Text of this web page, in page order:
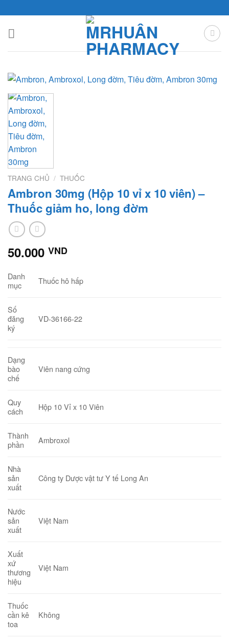
to
content
TRANG CHỦ / THUỐC
Ambron 30mg (Hộp 10 vỉ x 10 viên) –
Thuốc giảm ho, long đờm
50.000 VND
Danh
mục
Thuốc hô hấp
Số
đăng
ký
VD-36166-22
Dạng
bào
chế
Viên nang cứng
Quy
cách
Hộp 10 Vỉ x 10 Viên
Thành
phần
Ambroxol
Nhà
sản
xuất
Công ty Dược vật tư Y tế Long An
Nước
sản
xuất
Việt Nam
Xuất
xứ
thương
hiệu
Việt Nam
Thuốc
cần kê
toa
Không